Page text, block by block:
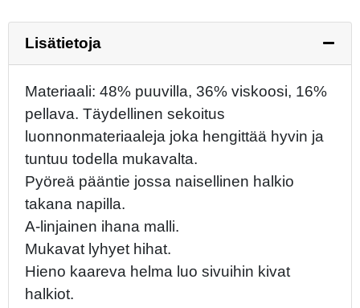
Lisätietoja
Materiaali: 48% puuvilla, 36% viskoosi, 16%
pellava. Täydellinen sekoitus
luonnonmateriaaleja joka hengittää hyvin ja
tuntuu todella mukavalta.
Pyöreä pääntie jossa naisellinen halkio
takana napilla.
A-linjainen ihana malli.
Mukavat lyhyet hihat.
Hieno kaareva helma luo sivuihin kivat
halkiot.